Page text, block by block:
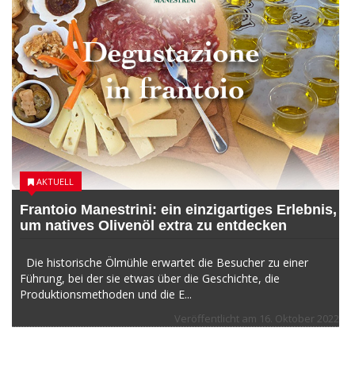
Frantoio Manestrini: ein einzigartiges Erlebnis,
um natives Olivenöl extra zu entdecken
Die historische Ölmühle erwartet die Besucher zu einer
Führung, bei der sie etwas über die Geschichte, die
Produktionsmethoden und die E...
AKTUELL
Veröffentlicht am 16. Oktober 2022